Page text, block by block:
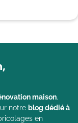
maison.
notre blog dédié à
en